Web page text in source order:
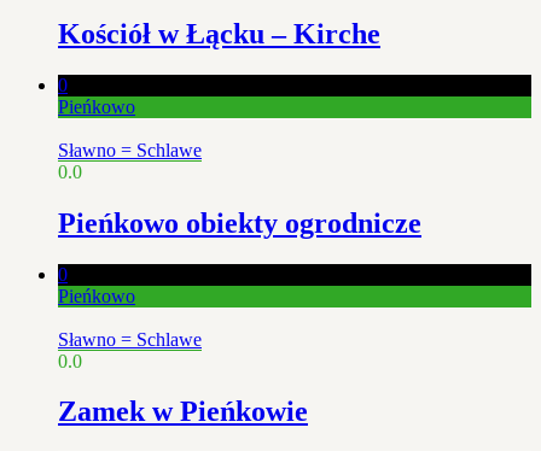
Kościół w Łącku – Kirche
0
Pieńkowo
Sławno = Schlawe
0.0
Pieńkowo obiekty ogrodnicze
0
Pieńkowo
Sławno = Schlawe
0.0
Zamek w Pieńkowie